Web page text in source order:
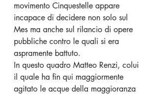
movimento Cinquestelle appare
incapace di decidere non solo sul
Mes ma anche sul rilancio di opere
pubbliche contro le quali si era
aspramente battuto.
In questo quadro Matteo Renzi, colui
il quale ha fin qui maggiormente
agitato le acque della maggioranza